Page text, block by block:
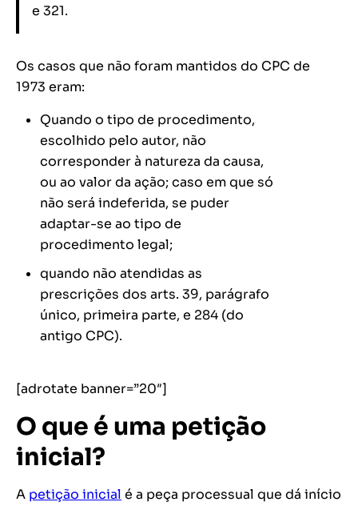
e 321.
Os casos que não foram mantidos do CPC de
1973 eram:
Quando o tipo de procedimento,
escolhido pelo autor, não
corresponder à natureza da causa,
ou ao valor da ação; caso em que só
não será indeferida, se puder
adaptar-se ao tipo de
procedimento legal;
quando não atendidas as
prescrições dos arts. 39, parágrafo
único, primeira parte, e 284 (do
antigo CPC).
[adrotate banner=”20″]
O que é uma petição
inicial?
A petição inicial é a peça processual que dá início